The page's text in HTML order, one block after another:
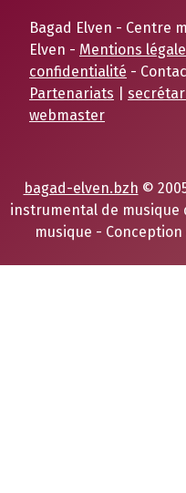
Bagad Elven - Centre
Elven - Mentions
confidentialité -
Partenariats
webmaster
bagad-elven.bzh ©
instrumental de musique
musique -